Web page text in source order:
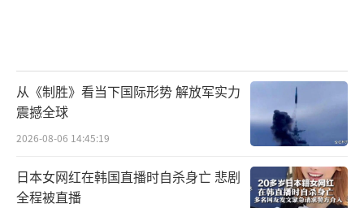
从《制胜》看当下国际形势 解放军实力
震撼全球
2026-08-06 14:45:19
日本女网红在韩国直播时自杀身亡 悲剧
全程被直播